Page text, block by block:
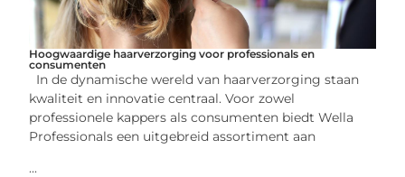
Hoogwaardige haarverzorging voor professionals en
consumenten
In de dynamische wereld van haarverzorging staan
kwaliteit en innovatie centraal. Voor zowel
professionele kappers als consumenten biedt Wella
Professionals een uitgebreid assortiment aan
...